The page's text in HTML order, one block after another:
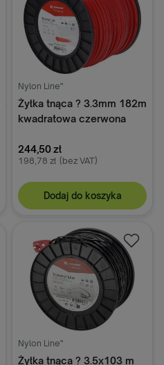
Nylon Line"
Żyłka tnąca ? 3.3mm 182m
kwadratowa czerwona
244,50 zł
198,78 zł (bez VAT)
Dodaj do koszyka
Nylon Line"
Żyłka tnąca ? 3.5x103 m